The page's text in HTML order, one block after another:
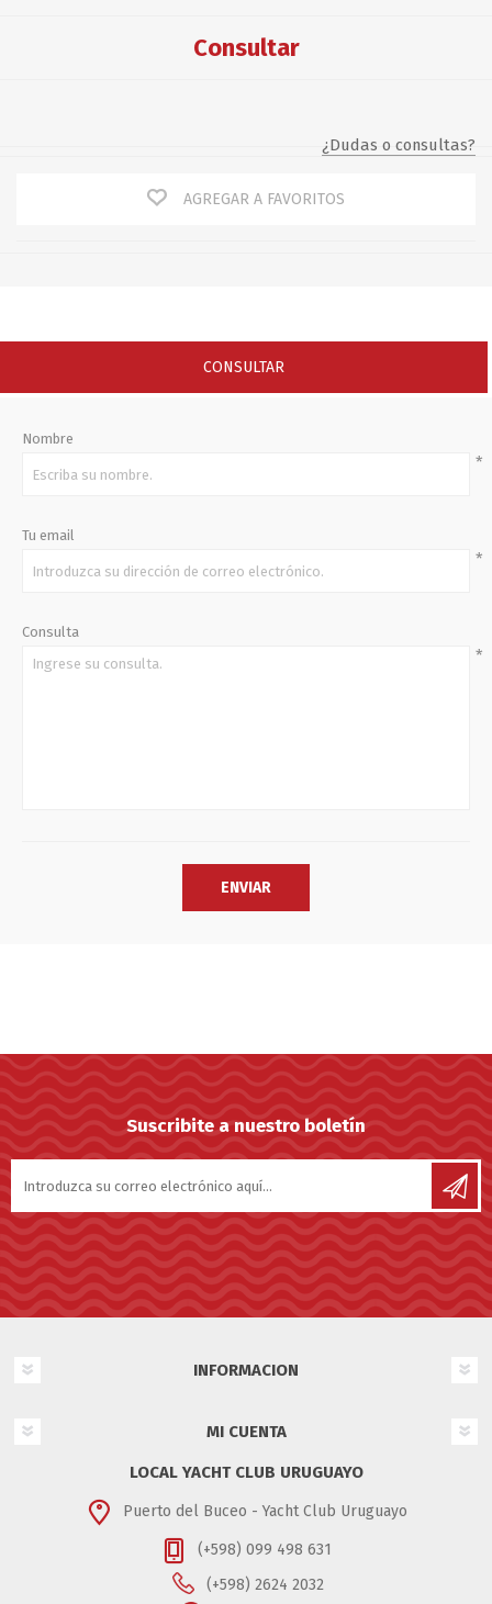
Consultar
¿Dudas o consultas?
AGREGAR A FAVORITOS
CONSULTAR
Nombre
*
Tu email
*
Consulta
*
Suscribite a nuestro boletín
INFORMACION
MI CUENTA
LOCAL YACHT CLUB URUGUAYO
Puerto del Buceo - Yacht Club Uruguayo
(+598) 099 498 631
(+598) 2624 2032